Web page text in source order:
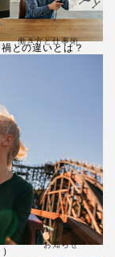
との違いとは？
働き方と仕事術
お知らせ